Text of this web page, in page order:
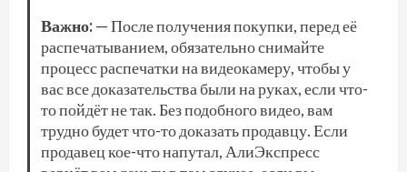
Важно:— После получения покупки, перед её
распечатыванием, обязательно снимайте
процесс распечатки на видеокамеру, чтобы у
вас все доказательства были на руках, если что-
то пойдёт не так. Без подобного видео, вам
трудно будет что-то доказать продавцу. Если
продавец кое-что напутал, АлиЭкспресс